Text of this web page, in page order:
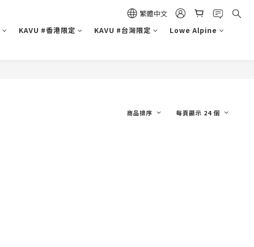
繁體中文
KAVU #香港限定 KAVU #台灣限定
Lowe Alpine
商品排序 每頁顯示 24 個